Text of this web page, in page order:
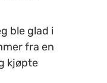
ble glad i
fra en
kjøpte